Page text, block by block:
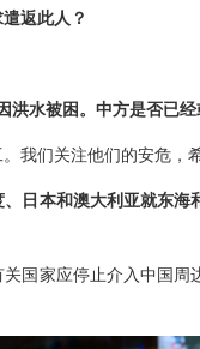
返此人？
洪水被困。中方是否已
我们关注他们的安危，
日本和澳大利亚就东
国家应停止介入中国